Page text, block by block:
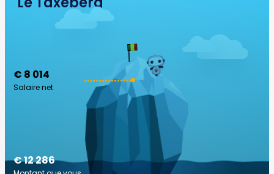
€ 8 014
Salaire net
€ 12 286